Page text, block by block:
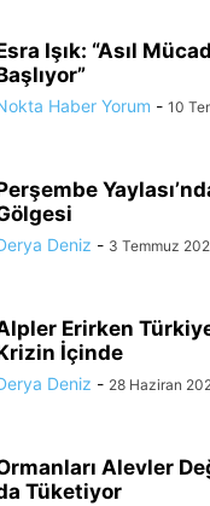
Işık: “Asıl
Haber Yorum - 10
Deniz - 3 Temmuz
Erirken
İçinde
Deniz - 28 Haziran
Alevler
Tüketiyor